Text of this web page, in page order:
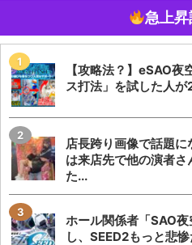
急上
【攻略法？】eSAO
ス打法」を試した人
店長跨り画像で話題
は来店先で他の演者
た...
ホール関係者「SAO
し、SEED2もっと悲